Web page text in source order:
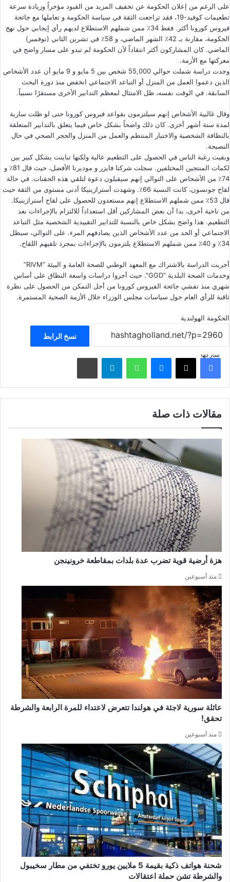
على الرغم من إعلان الحكومة عن تخفيف المزيد من القيود مؤخراً وزيادة سرعة
تطعيمات كوفيد-19، فقد تراجعت الثقة في سياسة الحكومة و تعاملها مع جائحة
فيروس كورونا أكثر. فقط 34٪ ممن شملهم الاستطلاع لديهم رأي إيجابي حول نهج
الحكومة، مقارنة بـ 42٪ الشهر الماضي، و 58٪ في تشرين الثاني (نوفمبر)
الماضي. كان المشاركون أكثر انتقاداً لأن الحكومة لم تبدو على مسار واضح في
معركتها مع الأزمة.
وجدت دراسة شملت حوالي 55,000 شخص بين 5 مايو و 9 مايو أن عدد الأشخاص
الذين دعموا العمل من المنزل أو التباعد الاجتماعي انخفض منذ دورة البحث
السابقة. في الوقت نفسه، ظل الامتثال لمعظم التدابير الأخرى مستقرًا نسبياً.
وقال غالبية الأشخاص إنهم سيلتزمون بقواعد فيروس كورونا حتى لو ظلت سارية
لمدة ستة أشهر أخرى. كان ذلك واضحاً بشكل خاص فيما يتعلق بالتدابير المتعلقة
بالنظافة الشخصية والاختبار المنتظم والعمل من المنزل والحجر الصحي في حال
النصيحة.
وبقيت رغبة الناس في الحصول على التطعيم عالية ولكنها تباينت بشكل كبير بين
لكمات المنتجين المختلفين. سجلت شركتا فايزر و موديرنا الأفضل، حيث قال 81٪ و
74٪ من الأشخاص على التوالي إنهم سيقبلون دعوة لتلقي هذه الحقنات. في حالة
لقاح جونسون، كانت النسبة 66٪. وشهدت أسترازينيكا أدنى مستوى من الثقة حيث
قال 53٪ ممن شملهم الاستطلاع إنهم مستعدون للحصول على لقاح أسترازينيكا.
من ناحية أخرى، بدا أن بعض المشاركين أقل استعداداً للالتزام بالإجراءات بعد
التطعيم. هذا واضح بشكل خاص بالنسبة للتدابير التقييدية الشخصية مثل التباعد
الاجتماعي أو الحد من عدد الأشخاص الذين يصادفهم المرء. على التوالي، سيظل
34٪ و 40٪ ممن شملهم الاستطلاع يلتزمون بالإجراءات بمجرد تلقيهم اللقاح.
أجريت الدراسة بالاشتراك مع المعهد الوطني للصحة العامة و البيئة “RIVM”
وخدمات الصحة البلدية “GGD”. حيث أجروا دراسات واسعة النطاق على أساس
شهري منذ تفشي جائحة الفيروس كورونا من أجل التمكن من الحصول على نظرة
ثاقبة للرأي العام حول سياسات مجلس الوزراء خلال الأزمة الصحية المستمرة.
الحكومة الهولندية
نسخ الرابط
شاركهافيسبوك ‫X ماسنجر واتساب تيلقرام مشاركة عبر البريد
مقالات ذات صلة
هزة أرضية قوية تضرب عدة بلدات بمقاطعة خرونينجن
منذ أسبوعين
عائلة سورية لاجئة في هولندا تتعرض لاعتداء للمرة الرابعة والشرطة
تحقق!
منذ أسبوعين
شحنة هواتف ذكية بقيمة 5 ملايين يورو تختفي من مطار سخيبول
والشرطة تشن حملة اعتقالات